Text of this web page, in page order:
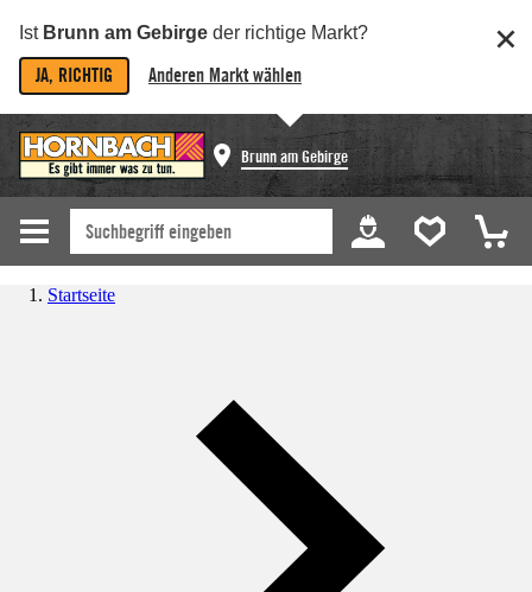
Ist Brunn am Gebirge der richtige Markt?
JA, RICHTIG Anderen Markt wählen
Brunn am Gebirge
Startseite